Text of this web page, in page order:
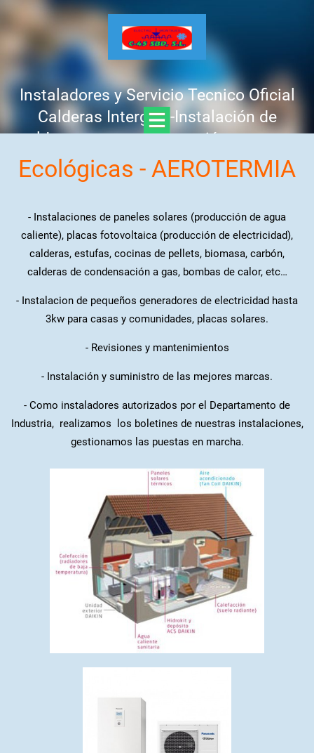
Instaladores y Servicio Tecnico Oficial
Calderas Intergas -Instalación de
calderas nuevas -Reparación urgente -
Mantenimiento y revisión anual -
Presupuesto GRATIS, sin compromiso
Ecológicas - AEROTERMIA
- Instalaciones de paneles solares (producción de agua
caliente), placas fotovoltaica (producción de electricidad),
calderas, estufas, cocinas de pellets, biomasa, carbón,
calderas de condensación a gas, bombas de calor, etc…
- Instalacion de pequeños generadores de electricidad hasta
3kw para casas y comunidades, placas solares.
- Revisiones y mantenimientos
- Instalación y suministro de las mejores marcas.
- Como instaladores autorizados por el Departamento de
Industria, realizamos los boletines de nuestras instalaciones,
gestionamos las puestas en marcha.